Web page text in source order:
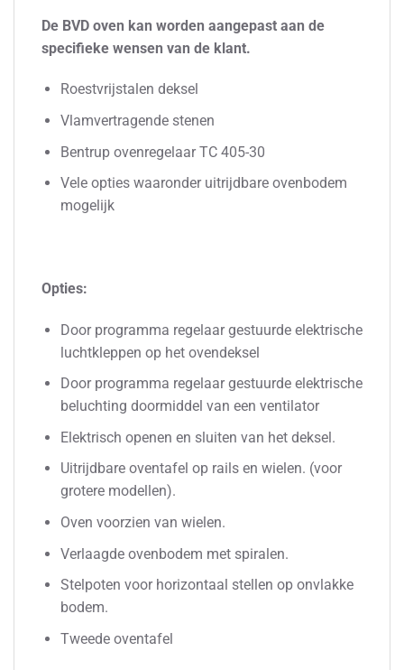
De BVD oven kan worden aangepast aan de
specifieke wensen van de klant.
Roestvrijstalen deksel
Vlamvertragende stenen
Bentrup ovenregelaar TC 405-30
Vele opties waaronder uitrijdbare ovenbodem
mogelijk
Opties:
Door programma regelaar gestuurde elektrische
luchtkleppen op het ovendeksel
Door programma regelaar gestuurde elektrische
beluchting doormiddel van een ventilator
Elektrisch openen en sluiten van het deksel.
Uitrijdbare oventafel op rails en wielen. (voor
grotere modellen).
Oven voorzien van wielen.
Verlaagde ovenbodem met spiralen.
Stelpoten voor horizontaal stellen op onvlakke
bodem.
Tweede oventafel